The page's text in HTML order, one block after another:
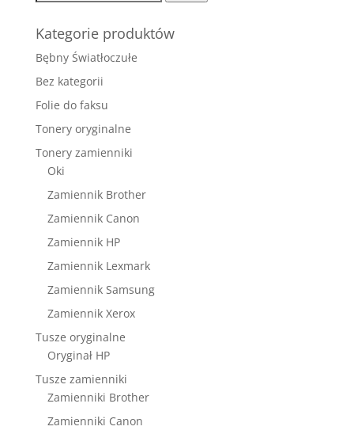
Kategorie produktów
Bębny Światłoczułe
Bez kategorii
Folie do faksu
Tonery oryginalne
Tonery zamienniki
Oki
Zamiennik Brother
Zamiennik Canon
Zamiennik HP
Zamiennik Lexmark
Zamiennik Samsung
Zamiennik Xerox
Tusze oryginalne
Oryginał HP
Tusze zamienniki
Zamienniki Brother
Zamienniki Canon